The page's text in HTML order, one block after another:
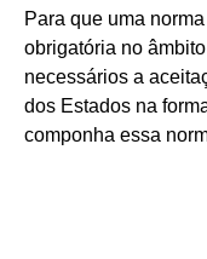
Para que uma
obrigatória no
necessários a
dos Estados na
componha essa